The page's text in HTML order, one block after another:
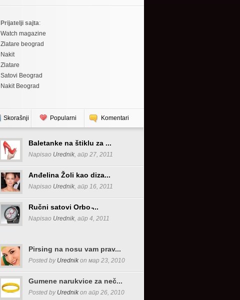
Prijatelji sajta:
Watch magazine
Zlatare beograd
Nakit
Zlatare
Satovi Beograd
Nakit Beograd
Skorašnji Popularni Komentari
Baletanke na štiklu za ...
Napisao Urednik, апр 27, 2011
Anđelina Žoli kao diza...
Napisao Urednik, апр 16, 2011
Ručni satovi Orbo ̵...
Napisao Urednik, апр 4, 2011
Pirsing na nosu vam prav...
Posted by Urednik on мар 23, 2010
Gumene narukvice za neč...
Posted by Urednik on апр 26, 2010